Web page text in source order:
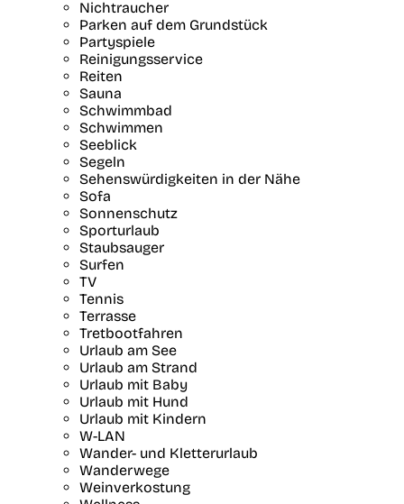
Nichtraucher
Parken auf dem Grundstück
Partyspiele
Reinigungsservice
Reiten
Sauna
Schwimmbad
Schwimmen
Seeblick
Segeln
Sehenswürdigkeiten in der Nähe
Sofa
Sonnenschutz
Sporturlaub
Staubsauger
Surfen
TV
Tennis
Terrasse
Tretbootfahren
Urlaub am See
Urlaub am Strand
Urlaub mit Baby
Urlaub mit Hund
Urlaub mit Kindern
W-LAN
Wander- und Kletterurlaub
Wanderwege
Weinverkostung